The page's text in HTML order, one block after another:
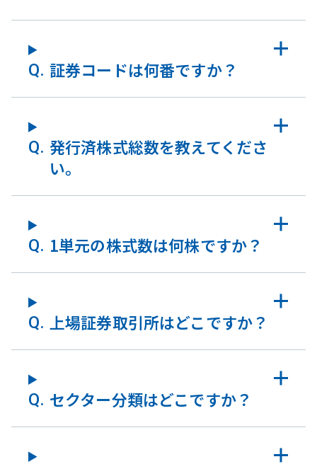
証券コードは何番ですか？
発行済株式総数を教えてくださ
い。
1単元の株式数は何株ですか？
上場証券取引所はどこですか？
セクター分類はどこですか？